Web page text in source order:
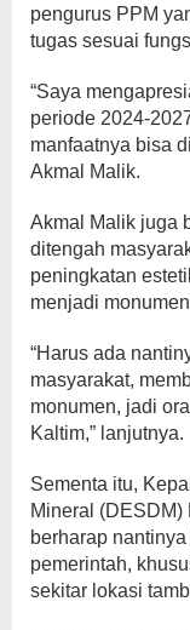
pengurus PPM
tugas sesuai
“Saya
periode 2024-
manfaatnya bisa
Akmal Malik.
Akmal Malik juga
ditengah
peningkatan
menjadi
“Harus ada
masyarakat,
monumen, jadi
Kaltim,” lanjutnya.
Sementa itu,
Mineral (DESDM)
berharap
pemerintah,
sekitar lokasi